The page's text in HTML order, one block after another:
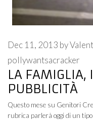
LA FAMIGLIA,
PUBBLICITÀ
Dec 11, 2013 by
pollywantsacracker
Questo mese su Genitori
rubrica parlerà oggi di un